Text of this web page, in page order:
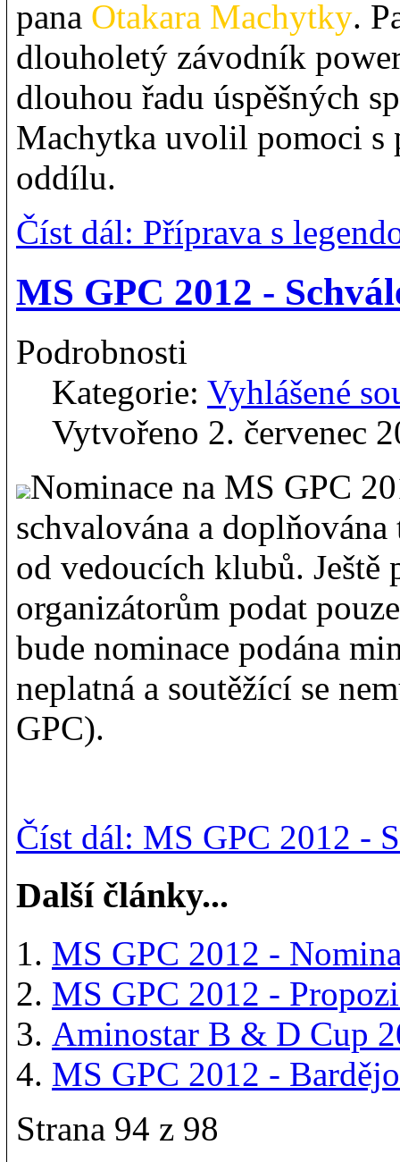
pana Otakara Machytky.
dlouholetý závodník
dlouhou řadu úspěšných
Machytka uvolil pomoci s
oddílu.
Číst dál: Příprava s
MS GPC 2012 -
Podrobnosti
Kategorie: Vyhlášené
Vytvořeno 2. červenec
Nominace na MS GPC
schvalována a
od vedoucích klubů. Ještě
organizátorům podat
bude nominace podána
neplatná a soutěžící se
GPC).
Číst dál: MS GPC 2012 -
Další články...
MS GPC 2012 -
MS GPC 2012 -
Aminostar B & D Cup
MS GPC 2012 -
Strana 94 z 98